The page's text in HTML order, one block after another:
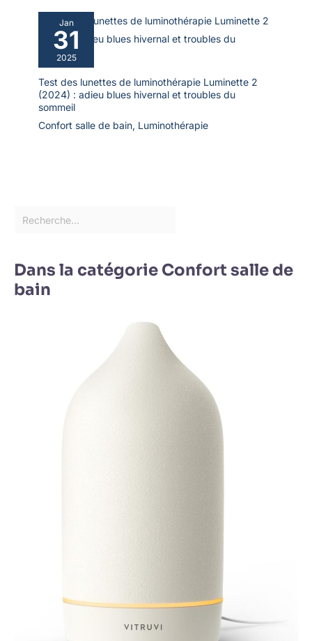
nous vous répondrons
dans les 24 heures
Jan
31
2025
Test des lunettes de luminothérapie Luminette 2
(2024) : adieu blues hivernal et troubles du
sommeil
Confort salle de bain, Luminothérapie
Dans la catégorie Confort salle de
bain